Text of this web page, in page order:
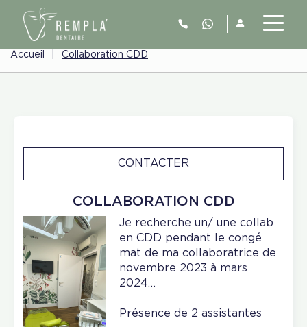
Accueil Collaboration CDD
COLLABORATION CDD
CONTACTER
Je recherche un/ une collab
en CDD pendant le congé
mat de ma collaboratrice de
novembre 2023 à mars
2024…
Présence de 2 assistantes